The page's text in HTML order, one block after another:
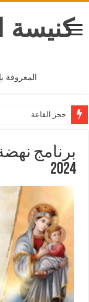
كنيسة
المعروفة
حجز القاعة
برنامج
2024